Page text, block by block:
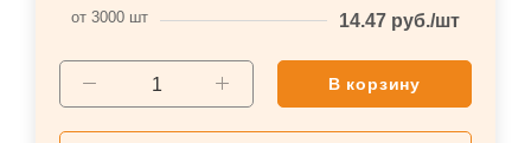
от 3000 шт 14.47 руб./шт
В корзину